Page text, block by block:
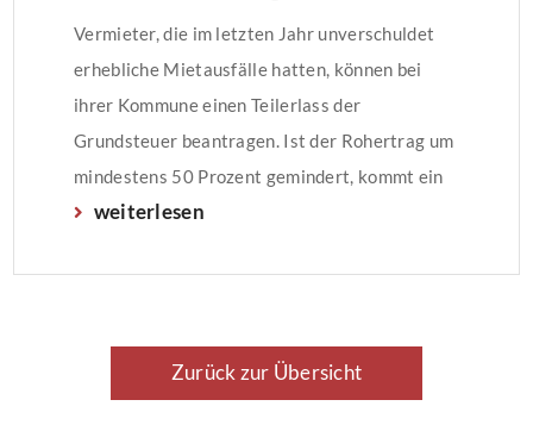
Vermieter, die im letzten Jahr unverschuldet
erhebliche Mietausfälle hatten, können bei
ihrer Kommune einen Teilerlass der
Grundsteuer beantragen. Ist der Rohertrag um
mindestens 50 Prozent gemindert, kommt ein
Erlass in Frage. Für das Jahr 2023 können noch
weiterlesen
Zurück zur Übersicht